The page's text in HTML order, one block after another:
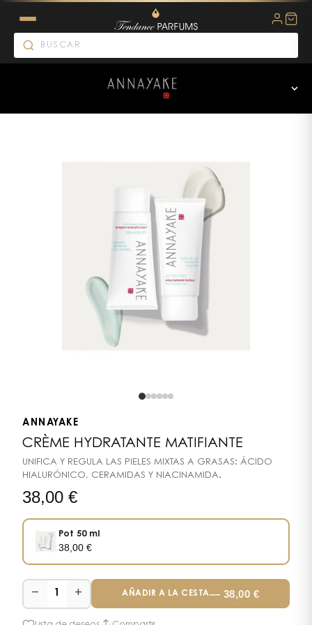
ANNAYAKE
CRÈME HYDRATANTE MATIFIANTE
UNIFICA Y REGULA LAS PIELES MIXTAS A GRASAS: ÁCIDO
HIALURÓNICO, CERAMIDAS Y NIACINAMIDA.
38,00 €
Pot 50 ml
38,00€
− 1 + AÑADIR A LA CESTA— 38,00 €